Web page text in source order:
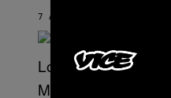
7 ΛΕΠΤΆ ΠΡΙΝ